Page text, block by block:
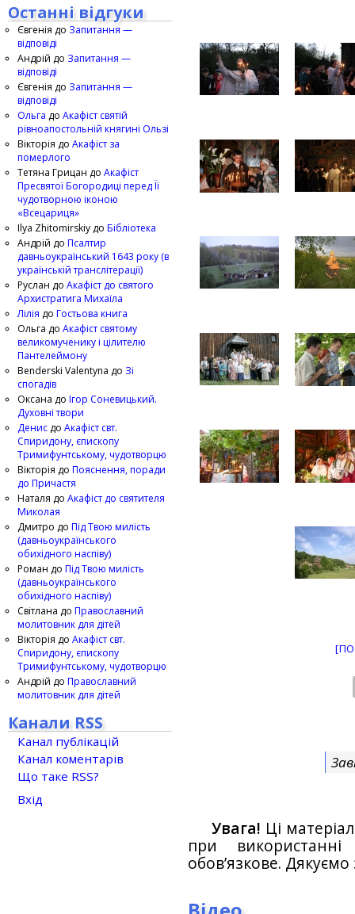
Увага! Ці
при
обов’язкове.
Останні відгуки
Євгенія до Запитання —
відповіді
Андрій до Запитання —
відповіді
Євгенія до Запитання —
відповіді
Ольга до Акафіст святій
рівноапостольній княгині Ользі
Вікторія до Акафіст за
померлого
Тетяна Грицан до Акафіст
Пресвятої Богородиці перед Її
чудотворною іконою
«Всецариця»
Ilya Zhitomirskiy до Бібліотека
Андрій до Псалтир
давньоукраїнський 1643 року (в
українській транслітерації)
Руслан до Акафіст до святого
Архистратига Михаїла
Лілія до Гостьова книга
Ольга до Акафіст святому
великомученику і цілителю
Пантелеймону
Benderski Valentyna до Зі
спогадів
Оксана до Ігор Соневицький.
Духовні твори
Денис до Акафіст свт.
Спиридону, єпископу
Тримифунтському, чудотворцю
Вікторія до Пояснення, поради
до Причастя
Наталя до Акафіст до святителя
Миколая
Дмитро до Під Твою милість
(давньоукраїнського
обихідного наспіву)
Роман до Під Твою милість
(давньоукраїнського
обихідного наспіву)
Світлана до Православний
молитовник для дітей
Вікторія до Акафіст свт.
Спиридону, єпископу
Тримифунтському, чудотворцю
Андрій до Православний
молитовник для дітей
Канали RSS
Канал публікацій
Канал коментарів
Що таке RSS?
Вхід